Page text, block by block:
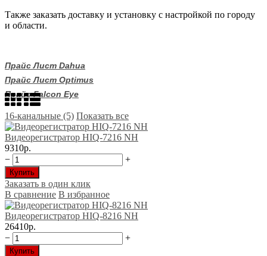
Также заказать доставку и установку с настройкой по городу
и области.
Прайс Лист Dahua
Прайс Лист Optimus
Прайс Falcon Eye
16-канальные (5) Показать все
Видеорегистратор HIQ-7216 NH
9310р.
−
+
Купить
Заказать в один клик
В сравнение В избранное
Видеорегистратор HIQ-8216 NH
26410р.
−
+
Купить